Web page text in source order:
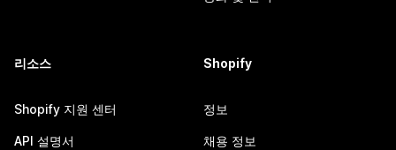
리소스
Shopify 지원 센터
API 설명서
Shopify
정보
채용 정보